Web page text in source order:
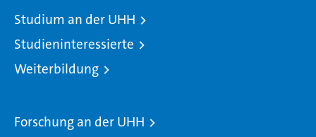
Studium an der UHH
Studieninteressierte
Weiterbildung
Forschung an der UHH